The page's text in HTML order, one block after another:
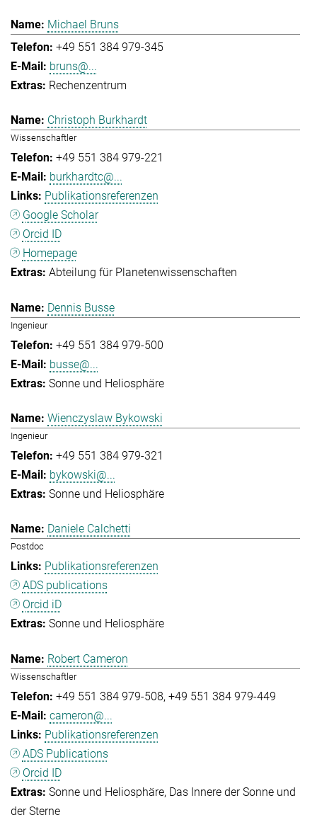
Michael Bruns
+49 551 384 979-345
bruns@...
Rechenzentrum
Christoph Burkhardt
Wissenschaftler
+49 551 384 979-221
burkhardtc@...
Publikationsreferenzen
Google Scholar
Orcid ID
Homepage
Abteilung für Planetenwissenschaften
Dennis Busse
Ingenieur
+49 551 384 979-500
busse@...
Sonne und Heliosphäre
Wienczyslaw Bykowski
Ingenieur
+49 551 384 979-321
bykowski@...
Sonne und Heliosphäre
Daniele Calchetti
Postdoc
Publikationsreferenzen
ADS publications
Orcid iD
Sonne und Heliosphäre
Robert Cameron
Wissenschaftler
+49 551 384 979-508 +49 551 384 979-449
cameron@...
Publikationsreferenzen
ADS Publications
Orcid ID
Sonne und Heliosphäre Das Innere der Sonne und
der Sterne